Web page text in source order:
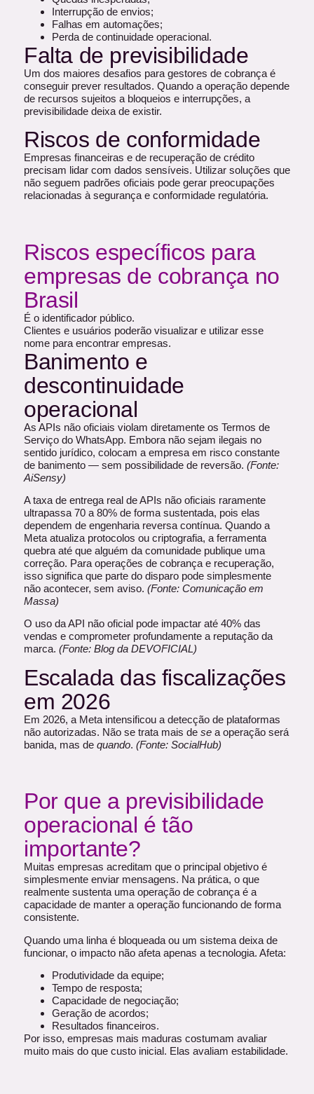
Interrupção de envios;
Falhas em automações;
Perda de continuidade operacional.
Falta de previsibilidade
Um dos maiores desafios para gestores de cobrança é
conseguir prever resultados. Quando a operação depende
de recursos sujeitos a bloqueios e interrupções, a
previsibilidade deixa de existir.
Riscos de conformidade
Empresas financeiras e de recuperação de crédito
precisam lidar com dados sensíveis. Utilizar soluções que
não seguem padrões oficiais pode gerar preocupações
relacionadas à segurança e conformidade regulatória.
Riscos específicos para
empresas de cobrança no
Brasil
É o identificador público.
Clientes e usuários poderão visualizar e utilizar esse
nome para encontrar empresas.
Banimento e
descontinuidade
operacional
As APIs não oficiais violam diretamente os Termos de
Serviço do WhatsApp. Embora não sejam ilegais no
sentido jurídico, colocam a empresa em risco constante
de banimento — sem possibilidade de reversão. (Fonte:
AiSensy)
A taxa de entrega real de APIs não oficiais raramente
ultrapassa 70 a 80% de forma sustentada, pois elas
dependem de engenharia reversa contínua. Quando a
Meta atualiza protocolos ou criptografia, a ferramenta
quebra até que alguém da comunidade publique uma
correção. Para operações de cobrança e recuperação,
isso significa que parte do disparo pode simplesmente
não acontecer, sem aviso. (Fonte: Comunicação em
Massa)
O uso da API não oficial pode impactar até 40% das
vendas e comprometer profundamente a reputação da
marca. (Fonte: Blog da DEVOFICIAL)
Escalada das fiscalizações
em 2026
Em 2026, a Meta intensificou a detecção de plataformas
não autorizadas. Não se trata mais de se a operação será
banida, mas de quando. (Fonte: SocialHub)
Por que a previsibilidade
operacional é tão
importante?
Muitas empresas acreditam que o principal objetivo é
simplesmente enviar mensagens. Na prática, o que
realmente sustenta uma operação de cobrança é a
capacidade de manter a operação funcionando de forma
consistente.
Quando uma linha é bloqueada ou um sistema deixa de
funcionar, o impacto não afeta apenas a tecnologia. Afeta:
Produtividade da equipe;
Tempo de resposta;
Capacidade de negociação;
Geração de acordos;
Resultados financeiros.
Por isso, empresas mais maduras costumam avaliar
muito mais do que custo inicial. Elas avaliam estabilidade.